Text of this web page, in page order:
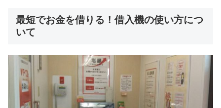
最短でお金を借りる！借入機の使い方につ
いて